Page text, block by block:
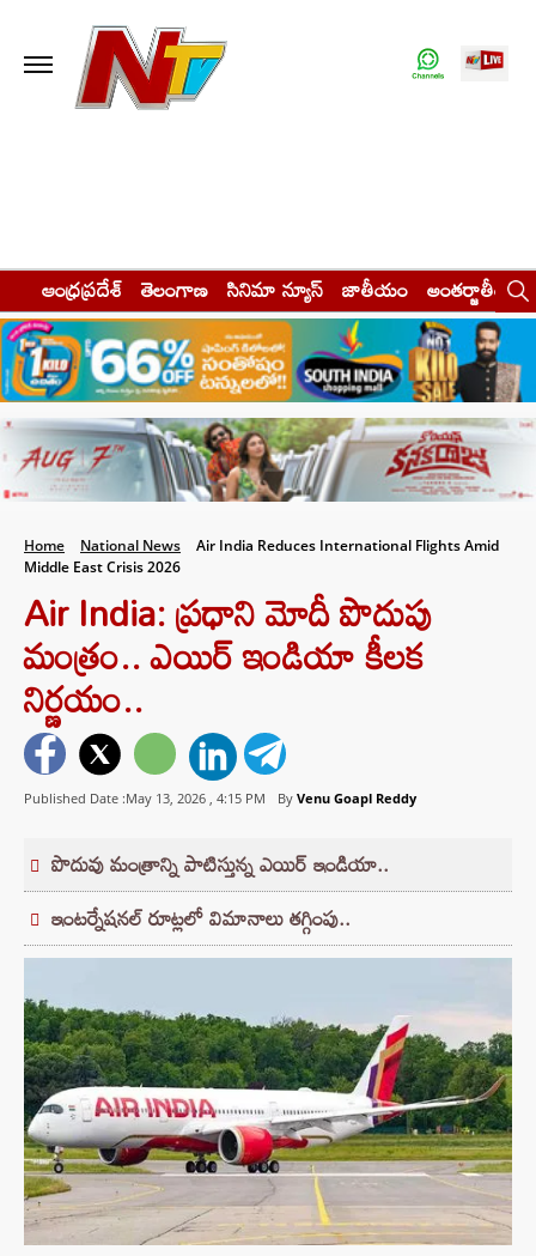
ఆంధ్రప్రదేశ్ తెలంగాణ సినిమా న్యూస్ జాతీయం అంతర్జాతీయం
Home National News
Air India Reduces International Flights Amid
Middle East Crisis 2026
Air India: ప్రధాని మోదీ పొదుపు
మంత్రం.. ఎయిర్ ఇండియా కీలక
నిర్ణయం..
Published Date :May 13, 2026 , 4:15 PM By Venu Goapl Reddy
పొదువు మంత్రాన్ని పాటిస్తున్న ఎయిర్ ఇండియా..
ఇంటర్నేషనల్ రూట్లలో విమానాలు తగ్గింపు..